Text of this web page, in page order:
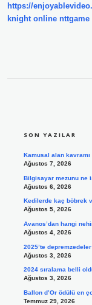
https://
knight online nttgame
SON YAZILAR
Kamusal alan
Ağustos 7, 2026
Bilgisayar mezunu ne
Ağustos 6, 2026
Kedilerde kaç böbrek
Ağustos 5, 2026
Avanos’dan hangi
Ağustos 4, 2026
2025’te
Ağustos 3, 2026
2024 sıralama belli
Ağustos 3, 2026
Ballon d’Or ödülü en
Temmuz 29, 2026